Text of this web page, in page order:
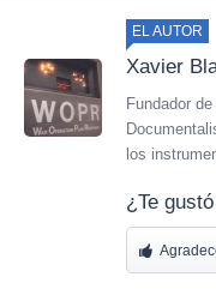
EL AUTOR
Xavier
Fundador
los
¿Te